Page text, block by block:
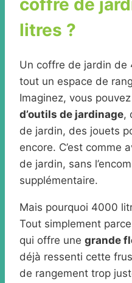
litres ?
Un coffre de jardin de
tout un espace de
Imaginez, vous
d’outils de jardinage,
de jardin, des jouets
encore. C’est comme
de jardin, sans
supplémentaire.
Mais pourquoi 4000
Tout simplement
qui offre une grande
déjà ressenti cette
de rangement trop